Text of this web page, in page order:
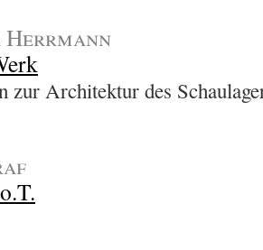
zur Architektur des